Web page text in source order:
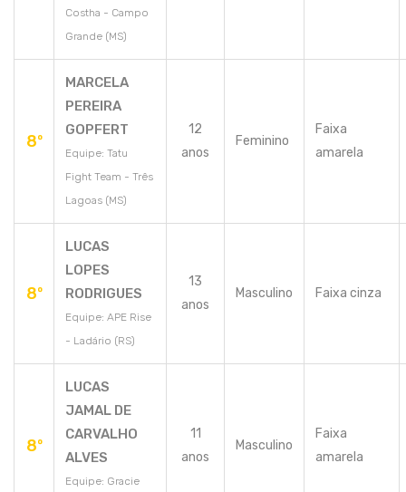
Costha - Campo
Grande (MS)
8º
MARCELA
PEREIRA
GOPFERT
Equipe: Tatu
Fight Team - Três
Lagoas (MS)
12
anos
Feminino
Faixa
amarela
8º
LUCAS
LOPES
RODRIGUES
Equipe: APE Rise
- Ladário (RS)
13
anos
Masculino Faixa cinza
8º
LUCAS
JAMAL DE
CARVALHO
ALVES
Equipe: Gracie
11
anos
Masculino
Faixa
amarela